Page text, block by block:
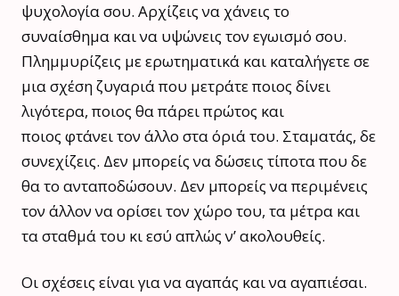
ψυχολογία σου. Αρχίζεις να χάνεις το
συναίσθημα και να υψώνεις τον εγωισμό σου.
Πλημμυρίζεις με ερωτηματικά και καταλήγετε σε
μια σχέση ζυγαριά που μετράτε ποιος δίνει
λιγότερα, ποιος θα πάρει πρώτος και
ποιος φτάνει τον άλλο στα όριά του. Σταματάς, δε
συνεχίζεις. Δεν μπορείς να δώσεις τίποτα που δε
θα το ανταποδώσουν. Δεν μπορείς να περιμένεις
τον άλλον να ορίσει τον χώρο του, τα μέτρα και
τα σταθμά του κι εσύ απλώς ν’ ακολουθείς.
Οι σχέσεις είναι για να αγαπάς και να αγαπιέσαι.